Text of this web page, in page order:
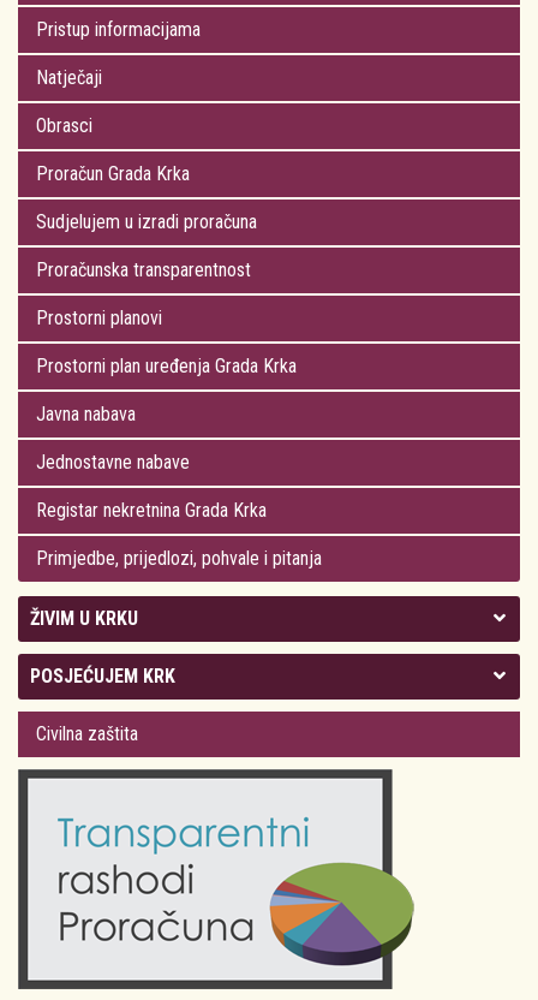
Pristup informacijama
Natječaji
Obrasci
Proračun Grada Krka
Sudjelujem u izradi proračuna
Proračunska transparentnost
Prostorni planovi
Prostorni plan uređenja Grada Krka
Javna nabava
Jednostavne nabave
Registar nekretnina Grada Krka
Primjedbe, prijedlozi, pohvale i pitanja
ŽIVIM U KRKU
Kolegij gradonačelnika
Gradsko vijeće
Odluke Grada Krka (Službene novine PGŽ)
Obrazovanje
POSJEĆUJEM KRK
Plan Grada Krka
Krk 360° VR panorama
Krk uživo
Fotogalerije
Kalendar događanja
Civilna zaštita